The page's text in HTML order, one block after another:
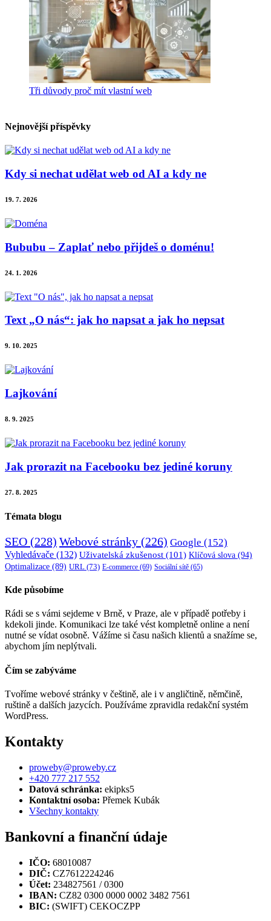
Tři důvody proč mít vlastní web
Nejnovější příspěvky
Kdy si nechat udělat web od AI a kdy ne
19. 7. 2026
Bububu – Zaplať nebo přijdeš o doménu!
24. 1. 2026
Text „O nás“: jak ho napsat a jak ho nepsat
9. 10. 2025
Lajkování
8. 9. 2025
Jak prorazit na Facebooku bez jediné koruny
27. 8. 2025
Témata blogu
SEO (228) Webové stránky (226) Google (152)
Vyhledávače (132) Uživatelská zkušenost (101) Klíčová slova (94)
Optimalizace (89) URL (73) E-commerce (69) Sociální sítě (65)
Kde působíme
Rádi se s vámi sejdeme v Brně, v Praze, ale v případě potřeby i
kdekoli jinde. Komunikaci lze také vést kompletně online a není
nutné se vídat osobně. Vážíme si času našich klientů a snažíme se,
abychom jím neplýtvali.
Čím se zabýváme
Tvoříme webové stránky v češtině, ale i v angličtině, němčině,
ruštině a dalších jazycích. Používáme zpravidla redakční systém
WordPress.
Kontakty
proweby@proweby.cz
+420 777 217 552
Datová schránka: ekipks5
Kontaktní osoba: Přemek Kubák
Všechny kontakty
Bankovní a finanční údaje
IČO: 68010087
DIČ: CZ7612224246
Účet: 234827561 / 0300
IBAN: CZ82 0300 0000 0002 3482 7561
BIC: (SWIFT) CEKOCZPP